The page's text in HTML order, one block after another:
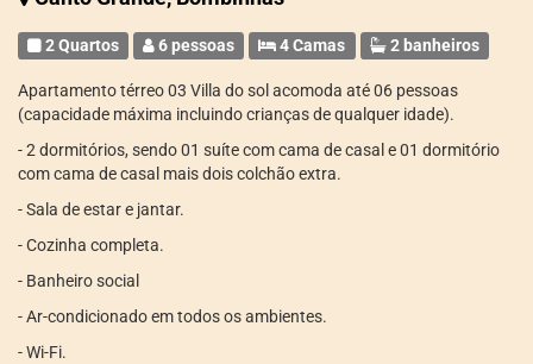
2 Quartos 6 pessoas 4 Camas 2 banheiros
Apartamento térreo 03 Villa do sol acomoda até 06 pessoas
(capacidade máxima incluindo crianças de qualquer idade).
- 2 dormitórios, sendo 01 suíte com cama de casal e 01 dormitório
com cama de casal mais dois colchão extra.
- Sala de estar e jantar.
- Cozinha completa.
- Banheiro social
- Ar-condicionado em todos os ambientes.
- Wi-Fi.